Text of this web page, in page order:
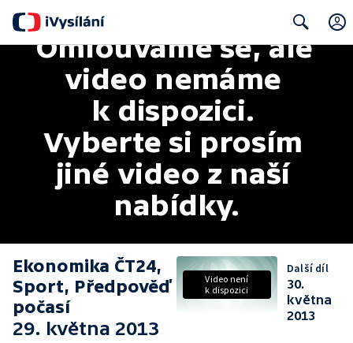
Search
Omlouváme se, ale
video nemáme
k dispozici.
Vyberte si prosím
jiné video z naší
nabídky.
Ekonomika ČT24,
Sport, Předpověď
počasí
29. května 2013
Video není
k dispozici
Další díl
30.
května
2013